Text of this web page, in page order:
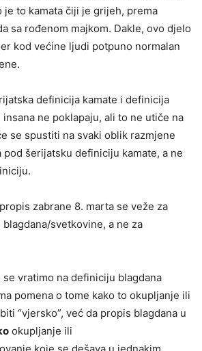
je to kamata čiji je grijeh, prema
sa rođenom majkom. Dakle, ovo djelo
kod većine ljudi potpuno normalan
definicija kamate i definicija
ne poklapaju, ali to ne utiče na
se spustiti na svaki oblik razmjene
pod šerijatsku definiciju kamate, a ne
zabrane 8. marta se veže za
svetkovine, a ne za
se vratimo na definiciju blagdana
pomena o tome kako to okupljanje ili
“vjersko”, već da propis blagdana u
okupljanje ili